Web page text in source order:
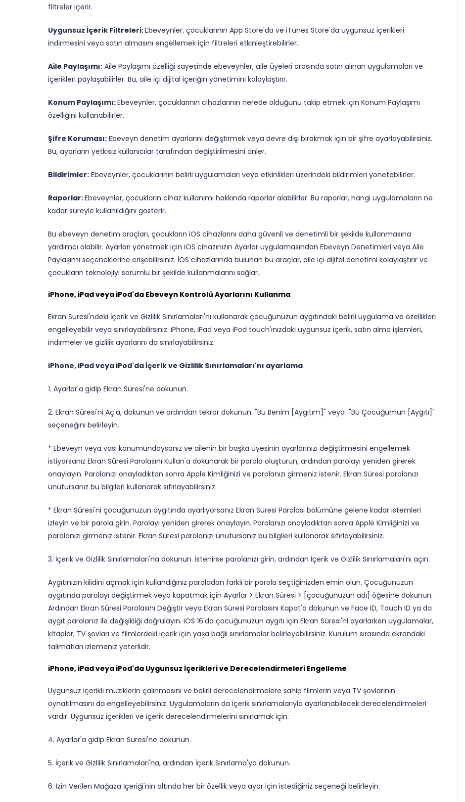
filtreler içerir.
Uygunsuz İçerik Filtreleri:Ebeveynler, çocuklarının App Store'da ve iTunes Store'da uygunsuz içerikleri
indirmesini veya satın almasını engellemek için filtreleri etkinleştirebilirler.
Aile Paylaşımı: Aile Paylaşımı özelliği sayesinde ebeveynler, aile üyeleri arasında satın alınan uygulamaları ve
içerikleri paylaşabilirler. Bu, aile içi dijital içeriğin yönetimini kolaylaştırır.
Konum Paylaşımı:Ebeveynler, çocuklarının cihazlarının nerede olduğunu takip etmek için Konum Paylaşımı
özelliğini kullanabilirler.
Şifre Koruması: Ebeveyn denetim ayarlarını değiştirmek veya devre dışı bırakmak için bir şifre ayarlayabilirsiniz.
Bu, ayarların yetkisiz kullanıcılar tarafından değiştirilmesini önler.
Bildirimler: Ebeveynler, çocuklarının belirli uygulamaları veya etkinlikleri üzerindeki bildirimleri yönetebilirler.
Raporlar:Ebeveynler, çocukların cihaz kullanımı hakkında raporlar alabilirler. Bu raporlar, hangi uygulamaların ne
kadar süreyle kullanıldığını gösterir.
Bu ebeveyn denetim araçları, çocukların iOS cihazlarını daha güvenli ve denetimli bir şekilde kullanmasına
yardımcı olabilir. Ayarları yönetmek için iOS cihazınızın Ayarlar uygulamasından Ebeveyn Denetimleri veya Aile
Paylaşımı seçeneklerine erişebilirsiniz. İOS cihazlarında bulunan bu araçlar, aile içi dijital denetimi kolaylaştırır ve
çocukların teknolojiyi sorumlu bir şekilde kullanmalarını sağlar.
iPhone, iPad veya iPod'da Ebeveyn Kontrolü Ayarlarını Kullanma
Ekran Süresi'ndeki İçerik ve Gizlilik Sınırlamaları'nı kullanarak çocuğunuzun aygıtındaki belirli uygulama ve özellikleri
engelleyebilir veya sınırlayabilirsiniz. iPhone, iPad veya iPod touch'ınızdaki uygunsuz içerik, satın alma işlemleri,
indirmeler ve gizlilik ayarlarını da sınırlayabilirsiniz.
iPhone, iPad veya iPod'da İçerik ve Gizlilik Sınırlamaları'nı ayarlama
1. Ayarlar'a gidip Ekran Süresi'ne dokunun.
2. Ekran Süresi'ni Aç'a, dokunun ve ardından tekrar dokunun. "Bu Benim [Aygıtım]" veya "Bu Çocuğumun [Aygıtı]"
seçeneğini belirleyin.
* Ebeveyn veya vasi konumundaysanız ve ailenin bir başka üyesinin ayarlarınızı değiştirmesini engellemek
istiyorsanız Ekran Süresi Parolasını Kullan'a dokunarak bir parola oluşturun, ardından parolayı yeniden girerek
onaylayın. Parolanızı onayladıktan sonra Apple Kimliğinizi ve parolanızı girmeniz istenir. Ekran Süresi parolanızı
unutursanız bu bilgileri kullanarak sıfırlayabilirsiniz.
* Ekran Süresi'ni çocuğunuzun aygıtında ayarlıyorsanız Ekran Süresi Parolası bölümüne gelene kadar istemleri
izleyin ve bir parola girin. Parolayı yeniden girerek onaylayın. Parolanızı onayladıktan sonra Apple Kimliğinizi ve
parolanızı girmeniz istenir. Ekran Süresi parolanızı unutursanız bu bilgileri kullanarak sıfırlayabilirsiniz.
3. İçerik ve Gizlilik Sınırlamaları'na dokunun. İstenirse parolanızı girin, ardından İçerik ve Gizlilik Sınırlamaları'nı açın.
Aygıtınızın kilidini açmak için kullandığınız paroladan farklı bir parola seçtiğinizden emin olun. Çocuğunuzun
aygıtında parolayı değiştirmek veya kapatmak için Ayarlar > Ekran Süresi > [çocuğunuzun adı] öğesine dokunun.
Ardından Ekran Süresi Parolasını Değiştir veya Ekran Süresi Parolasını Kapat'a dokunun ve Face ID, Touch ID ya da
aygıt parolanız ile değişikliği doğrulayın. iOS 16'da çocuğunuzun aygıtı için Ekran Süresi'ni ayarlarken uygulamalar,
kitaplar, TV şovları ve filmlerdeki içerik için yaşa bağlı sınırlamalar belirleyebilirsiniz. Kurulum sırasında ekrandaki
talimatları izlemeniz yeterlidir.
iPhone, iPad veya iPod'da Uygunsuz İçerikleri ve Derecelendirmeleri Engelleme
Uygunsuz içerikli müziklerin çalınmasını ve belirli derecelendirmelere sahip filmlerin veya TV şovlarının
oynatılmasını da engelleyebilirsiniz. Uygulamaların da içerik sınırlamalarıyla ayarlanabilecek derecelendirmeleri
vardır. Uygunsuz içerikleri ve içerik derecelendirmelerini sınırlamak için:
4. Ayarlar'a gidip Ekran Süresi'ne dokunun.
5. İçerik ve Gizlilik Sınırlamaları'na, ardından İçerik Sınırlama'ya dokunun.
6. İzin Verilen Mağaza İçeriği'nin altında her bir özellik veya ayar için istediğiniz seçeneği belirleyin.